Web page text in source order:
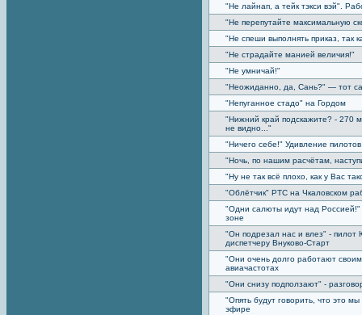
"Не лайнап, а тейк тэкси вэй".
"Не перепутайте максимальную
"Не спеши выполнять приказ, так
"Не страдайте манией величия!"
"Не умничай!"
"Неожиданно, да, Сань?" — тот
"Непуганное стадо" на Гордом
"Нижний край подскажите? - 270
не видно..."
"Ничего себе!" Удивление
"Ночь, по нашим расчётам,
"Ну не так всё плохо, как у Вас
"Облётчик" РТС на Чкаловском
"Одни салюты идут над Россией!"
зоне
"Он подрезал нас и влез" -
диспетчеру Внуково-Старт
"Они очень долго работают
авиачастотах
"Они снизу подползают" -
"Опять будут говорить, что это
эфире